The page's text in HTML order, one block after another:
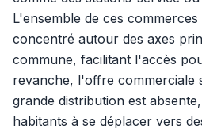
L'ensemble de ces
concentré autour des axes
commune, facilitant l'accès
revanche, l'offre commerciale
grande distribution est
habitants à se déplacer vers